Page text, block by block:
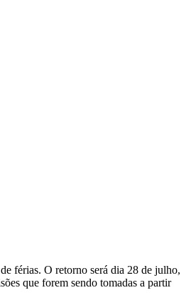
férias. O retorno será dia 28 de julho,
que forem sendo tomadas a partir